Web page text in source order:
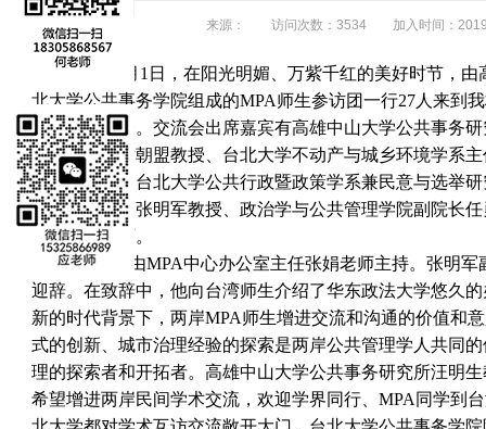
来源： 访问次数：3534 加入时间：2019-
2019 月 1 日，在阳光明媚、万紫千红的美好时节，
北大学公共事务学院组成的MPA师生参访团一行27人来到
术交流座谈会。交流会出席嘉宾有高雄中山大学公共事务
务学院院长黄朝盟教授、台北大学不动产与城乡环境学系
杨子菡教授、台北大学公共行政暨政策学系兼民意与选举
法大学副校长张明军教授、政治学与公共管理学院副院长
中心各位老师。
交流会由MPA中心办公室主任张娟老师主持。张明
迎辞。在致辞中，他向台湾师生介绍了华东政法大学悠久
新的时代背景下，两岸MPA师生增进交流和沟通的价值和
式的创新、城市治理经验的探索是两岸公共管理学人共同
理的探索者和开拓者。高雄中山大学公共事务研究所汪明
希望增进两岸民间学术交流，欢迎学界同行、MPA 同学到